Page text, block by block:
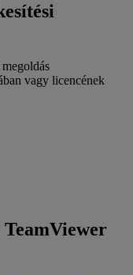
vagy licencének